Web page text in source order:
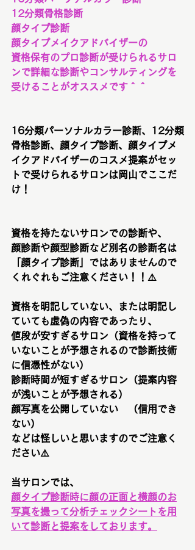
12分類骨格診断
顔タイプ診断
顔タイプメイクアドバイザーの
資格保有のプロ診断が受けられるサロ
ンで詳細な診断やコンサルティングを
受けることがオススメです＾＾
16分類パーソナルカラー診断、12分類
骨格診断、顔タイプ診断、顔タイプメ
イクアドバイザーのコスメ提案がセッ
トで受けられるサロンは岡山でここだ
け！
資格を持たないサロンでの診断や、
顔診断や顔型診断など別名の診断名は
「顔タイプ診断」ではありませんので
くれぐれもご注意ください！！⚠️
資格を明記していない、または明記し
ていても虚偽の内容であったり、
値段が安すぎるサロン（資格を持って
いないことが予想されるので診断技術
に信憑性がない）
診断時間が短すぎるサロン（提案内容
が浅いことが予想される）
顔写真を公開していない　（信用でき
ない）
などは怪しいと思いますのでご注意く
ださい⚠️
当サロンでは、
顔タイプ診断時に顔の正面と横顔のお
写真を撮って分析チェックシートを用
いて診断と提案をしております。